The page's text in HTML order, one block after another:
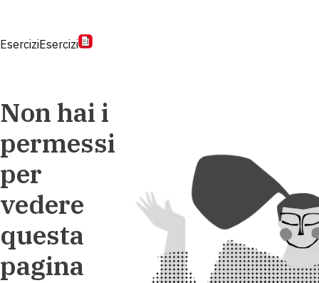
EserciziEsercizi
Non hai i
permessi
per
vedere
questa
pagina